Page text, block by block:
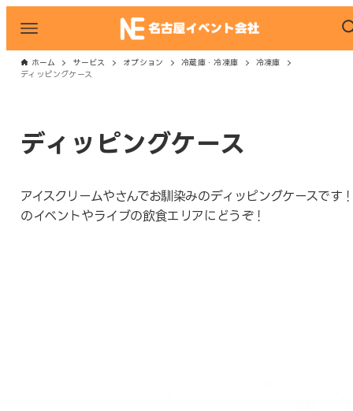
ホーム サービス オプション 冷蔵庫・冷凍庫
冷凍庫
ディッピングケース
ディッピングケース
アイスクリームやさんでお馴染みのディッピングケースです
のイベントやライブの飲食エリアにどうぞ！